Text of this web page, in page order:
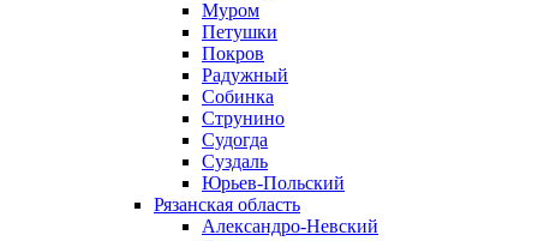
Муром
Петушки
Покров
Радужный
Собинка
Струнино
Судогда
Суздаль
Юрьев-Польский
Рязанская область
Александро-Невский